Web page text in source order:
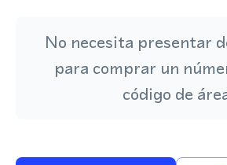
No necesita presentar
para comprar un
código de